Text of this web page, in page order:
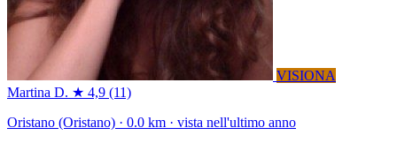
VISIONA
Martina D. ★ 4,9 (11)
Oristano (Oristano) · 0.0 km · vista nell'ultimo anno